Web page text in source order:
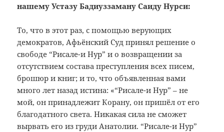
нашему Устазу Бадиуззаману Саиду Нурси:
То, что в этот раз, с помощью верующих
демократов, Афьёнский Суд принял решение о
свободе “Рисале-и Нур” и о возвращении за
отсутствием состава преступления всех писем,
брошюр и книг; и то, что объявленная вами
много лет назад истина: «“Рисале-и Нур” – не
мой, он принадлежит Корану, он пришёл от его
благодатного света. Никакая сила не сможет
вырвать его из груди Анатолии. “Рисале-и Нур”